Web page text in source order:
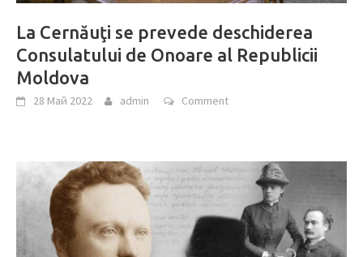
La Cernăuţi se prevede deschiderea
Consulatului de Onoare al Republicii
Moldova
28 Май 2022 admin Comment